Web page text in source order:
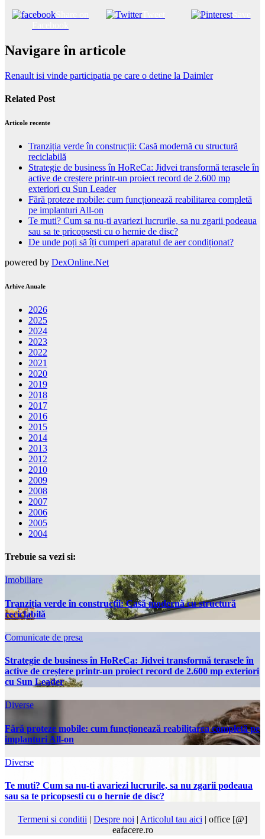
Tweet Save
Navigare în articole
Renault isi vinde participatia pe care o detine la Daimler
Related Post
Articole recente
Tranziția verde în construcții: Casă modernă cu structură
reciclabilă
Strategie de business în HoReCa: Jidvei transformă terasele în
active de creștere printr-un proiect record de 2.600 mp
exteriori cu Sun Leader
Fără proteze mobile: cum funcționează reabilitarea completă
pe implanturi All-on
Te muti? Cum sa nu-ti avariezi lucrurile, sa nu zgarii podeaua
sau sa te pricopsesti cu o hernie de disc?
De unde poți să îți cumperi aparatul de aer condiționat?
powered by DexOnline.Net
Arhive Anuale
2026
2025
2024
2023
2022
2021
2020
2019
2018
2017
2016
2015
2014
2013
2012
2010
2009
2008
2007
2006
2005
2004
Trebuie sa vezi si:
Imobiliare
Tranziția verde în construcții: Casă modernă cu structură
reciclabilă
Comunicate de presa
Strategie de business în HoReCa: Jidvei transformă terasele în
active de creștere printr-un proiect record de 2.600 mp exteriori
cu Sun Leader
Diverse
Fără proteze mobile: cum funcționează reabilitarea completă pe
implanturi All-on
Diverse
Te muti? Cum sa nu-ti avariezi lucrurile, sa nu zgarii podeaua
sau sa te pricopsesti cu o hernie de disc?
Termeni si conditii Despre noi Articolul tau aici | office [@]
eafacere.ro